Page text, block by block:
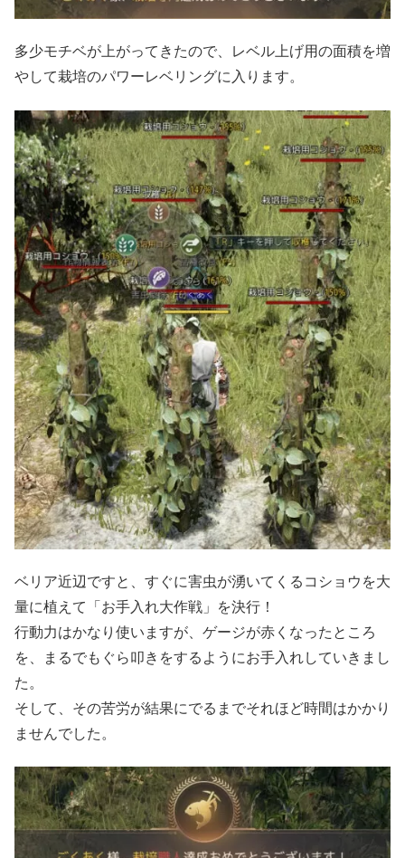
多少モチベが上がってきたので、レベル上げ用の面積を増
やして栽培のパワーレベリングに入ります。
ベリア近辺ですと、すぐに害虫が湧いてくるコショウを大
量に植えて「お手入れ大作戦」を決行！
行動力はかなり使いますが、ゲージが赤くなったところ
を、まるでもぐら叩きをするようにお手入れしていきまし
た。
そして、その苦労が結果にでるまでそれほど時間はかかり
ませんでした。